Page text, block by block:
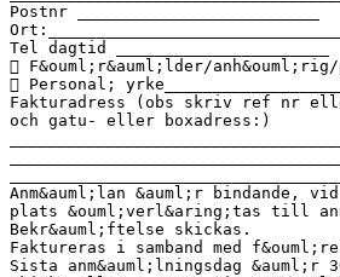
Postnr _________________________
Ort:_______________________________
Tel dagtid ______________________
 F&ouml;r&auml;lder/anh&ouml;rig/
 Personal;
Fakturadress (obs skriv ref nr
och gatu- eller boxadress:)
Anm&auml;lan &auml;r bindande,
plats &ouml;verl&aring;tas till
Bekr&auml;ftelse skickas.
Faktureras i samband med
Sista anm&auml;lningsdag &auml;r